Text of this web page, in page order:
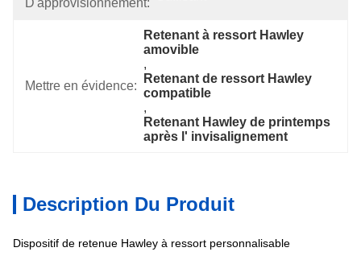
D'approvisionnement:
Mettre en évidence:
Retenant à ressort Hawley
amovible
,
Retenant de ressort Hawley
compatible
,
Retenant Hawley de printemps
après l' invisalignement
Description Du Produit
Dispositif de retenue Hawley à ressort personnalisable